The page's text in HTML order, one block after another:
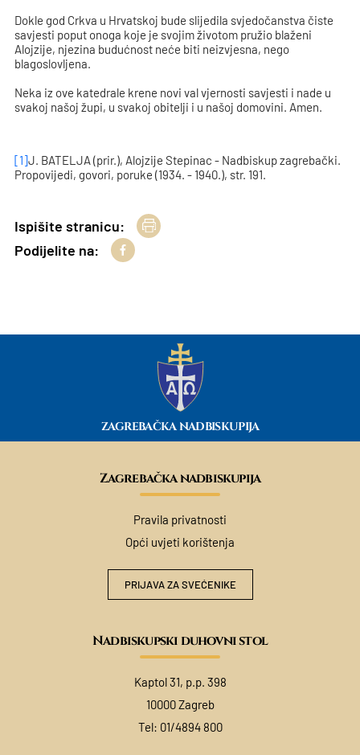
Dokle god Crkva u Hrvatskoj bude slijedila svjedočanstva čiste
savjesti poput onoga koje je svojim životom pružio blaženi
Alojzije, njezina budućnost neće biti neizvjesna, nego
blagoslovljena.
Neka iz ove katedrale krene novi val vjernosti savjesti i nade u
svakoj našoj župi, u svakoj obitelji i u našoj domovini. Amen.
[1]J. BATELJA (prir.), Alojzije Stepinac - Nadbiskup zagrebački.
Propovijedi, govori, poruke (1934. - 1940.), str. 191.
Ispišite stranicu:
Podijelite na:
ZAGREBAČKA NADBISKUPIJA
Zagrebačka nadbiskupija
Pravila privatnosti
Opći uvjeti korištenja
PRIJAVA ZA SVEĆENIKE
Nadbiskupski duhovni stol
Kaptol 31, p.p. 398
10000 Zagreb
Tel: 01/4894 800